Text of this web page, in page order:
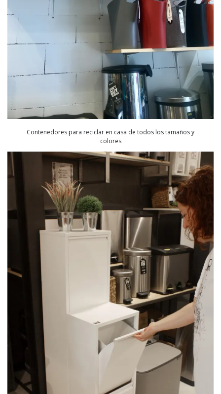
Contenedores para reciclar en casa de todos los tamaños y
colores